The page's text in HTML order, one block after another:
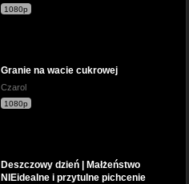
1080p
Granie na wacie cukrowej
Czarol
1080p
Deszczowy dzień | Małżeństwo
NIEidealne i przytulne pichcenie